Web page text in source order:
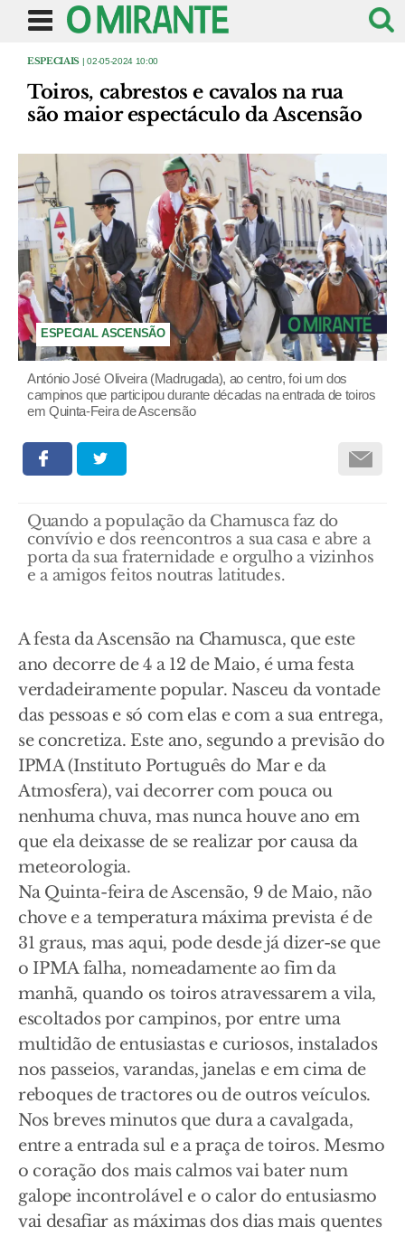
ESPECIAIS | 02-05-2024 10:00
Toiros, cabrestos e cavalos na rua
são maior espectáculo da Ascensão
ESPECIAL ASCENSÃO
António José Oliveira (Madrugada), ao centro, foi um dos
campinos que participou durante décadas na entrada de toiros
em Quinta-Feira de Ascensão
Quando a população da Chamusca faz do
convívio e dos reencontros a sua casa e abre a
porta da sua fraternidade e orgulho a vizinhos
e a amigos feitos noutras latitudes.
A festa da Ascensão na Chamusca, que este
ano decorre de 4 a 12 de Maio, é uma festa
verdadeiramente popular. Nasceu da vontade
das pessoas e só com elas e com a sua entrega,
se concretiza. Este ano, segundo a previsão do
IPMA (Instituto Português do Mar e da
Atmosfera), vai decorrer com pouca ou
nenhuma chuva, mas nunca houve ano em
que ela deixasse de se realizar por causa da
meteorologia.
Na Quinta-feira de Ascensão, 9 de Maio, não
chove e a temperatura máxima prevista é de
31 graus, mas aqui, pode desde já dizer-se que
o IPMA falha, nomeadamente ao fim da
manhã, quando os toiros atravessarem a vila,
escoltados por campinos, por entre uma
multidão de entusiastas e curiosos, instalados
nos passeios, varandas, janelas e em cima de
reboques de tractores ou de outros veículos.
Nos breves minutos que dura a cavalgada,
entre a entrada sul e a praça de toiros. Mesmo
o coração dos mais calmos vai bater num
galope incontrolável e o calor do entusiasmo
vai desafiar as máximas dos dias mais quentes